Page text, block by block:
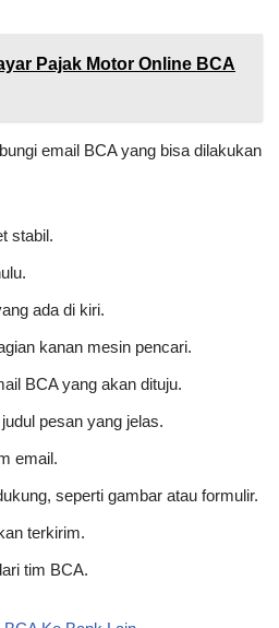
Pajak Motor Online BCA
email BCA yang bisa dilakukan
stabil.
ada di kiri.
kanan mesin pencari.
BCA yang akan dituju.
pesan yang jelas.
email.
seperti gambar atau formulir.
terkirim.
tim BCA.